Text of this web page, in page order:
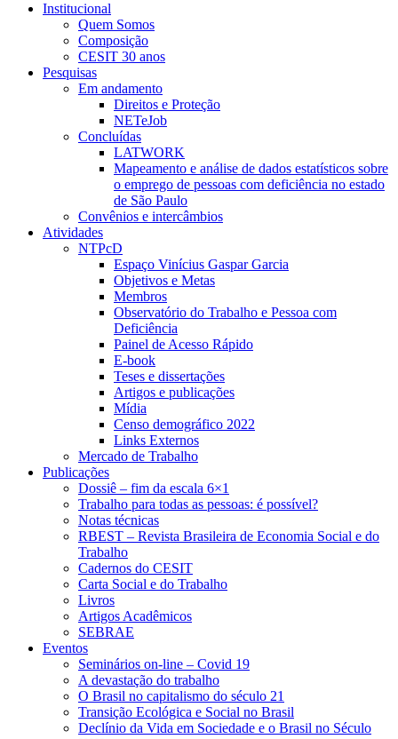
Institucional
Quem Somos
Composição
CESIT 30 anos
Pesquisas
Em andamento
Direitos e Proteção
NETeJob
Concluídas
LATWORK
Mapeamento e análise de dados estatísticos sobre
o emprego de pessoas com deficiência no estado
de São Paulo
Convênios e intercâmbios
Atividades
NTPcD
Espaço Vinícius Gaspar Garcia
Objetivos e Metas
Membros
Observatório do Trabalho e Pessoa com
Deficiência
Painel de Acesso Rápido
E-book
Teses e dissertações
Artigos e publicações
Mídia
Censo demográfico 2022
Links Externos
Mercado de Trabalho
Publicações
Dossiê – fim da escala 6×1
Trabalho para todas as pessoas: é possível?
Notas técnicas
RBEST – Revista Brasileira de Economia Social e do
Trabalho
Cadernos do CESIT
Carta Social e do Trabalho
Livros
Artigos Acadêmicos
SEBRAE
Eventos
Seminários on-line – Covid 19
A devastação do trabalho
O Brasil no capitalismo do século 21
Transição Ecológica e Social no Brasil
Declínio da Vida em Sociedade e o Brasil no Século